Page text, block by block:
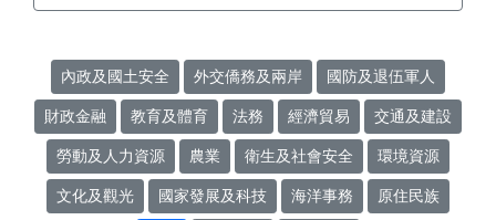
內政及國土安全 外交僑務及兩岸 國防及退伍軍人
財政金融 教育及體育 法務 經濟貿易 交通及建設
勞動及人力資源 農業 衛生及社會安全 環境資源
文化及觀光 國家發展及科技 海洋事務 原住民族